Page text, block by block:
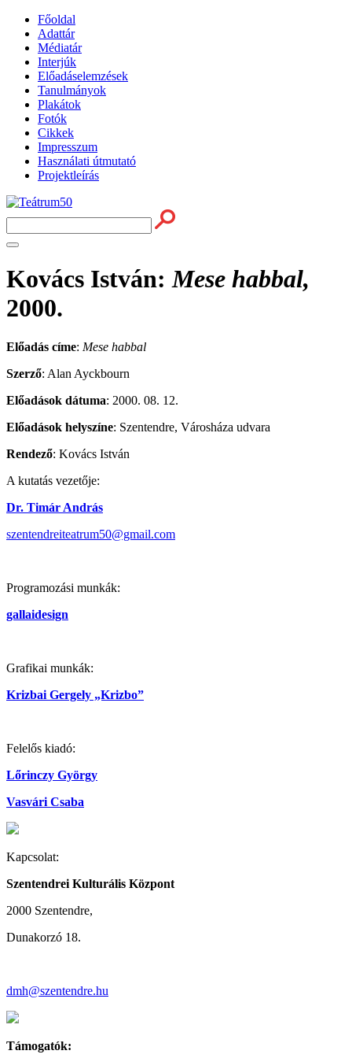
Főoldal
Adattár
Médiatár
Interjúk
Előadáselemzések
Tanulmányok
Plakátok
Fotók
Cikkek
Impresszum
Használati útmutató
Projektleírás
Kovács István:Mese habbal,
2000.
Előadás címe: Mese habbal
Szerző: Alan Ayckbourn
Előadások dátuma: 2000. 08. 12.
Előadások helyszíne: Szentendre, Városháza udvara
Rendező: Kovács István
A kutatás vezetője:
Dr. Timár András
szentendreiteatrum50@gmail.com
Programozási munkák:
gallaidesign
Grafikai munkák:
Krizbai Gergely „Krizbo”
Felelős kiadó:
Lőrinczy György
Vasvári Csaba
Kapcsolat:
Szentendrei Kulturális Központ
2000 Szentendre,
Dunakorzó 18.
dmh@szentendre.hu
Támogatók: